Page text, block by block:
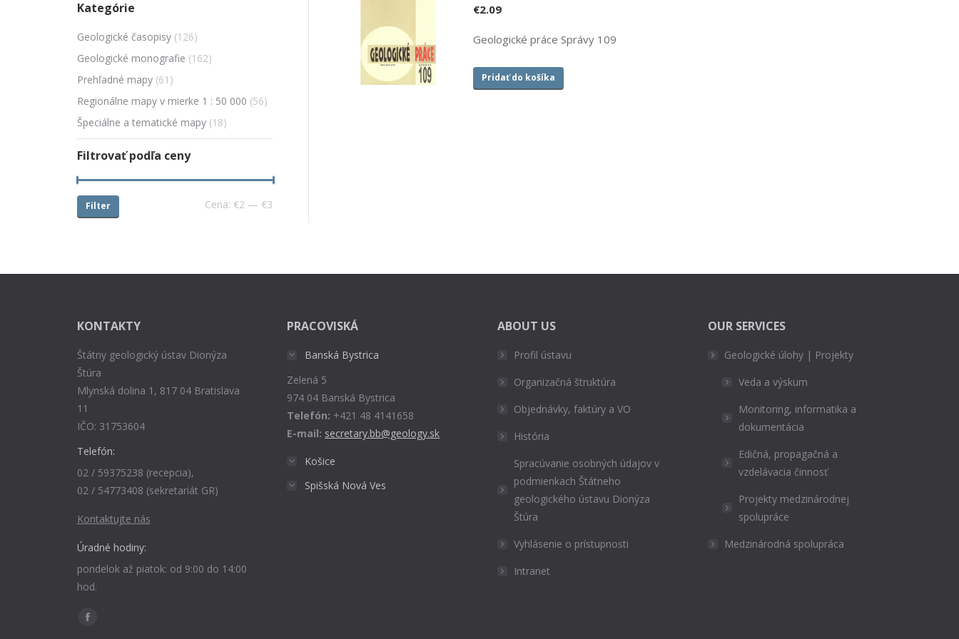
€2.09
Geologické práce Správy 109
Pridať do košíka
Kategórie
Geologické časopisy (126)
Geologické monografie (162)
Prehľadné mapy (61)
Regionálne mapy v mierke 1 : 50 000 (56)
Špeciálne a tematické mapy (18)
Filtrovať podľa ceny
Filter Cena: €2— €3
KONTAKTY
Štátny geologický ústav Dionýza
Štúra
Mlynská dolina 1, 817 04 Bratislava
11
IČO: 31753604
Telefón:
02 / 59375238 (recepcia),
02 / 54773408 (sekretariát GR)
Kontaktujte nás
Úradné hodiny:
pondelok až piatok: od 9:00 do 14:00
hod.
Find us on:
Facebook
PRACOVISKÁ
Banská Bystrica
Zelená 5
974 04 Banská Bystrica
Telefón: +421 48 4141658
E-mail: secretary.bb@geology.sk
Košice
Spišská Nová Ves
ABOUT US
Profil ústavu
Organizačná štruktúra
Objednávky, faktúry a VO
História
Spracúvanie osobných údajov v
podmienkach Štátneho
geologického ústavu Dionýza
Štúra
Vyhlásenie o prístupnosti
Intranet
OUR SERVICES
Geologické úlohy | Projekty
Veda a výskum
Monitoring, informatika a
dokumentácia
Edičná, propagačná a
vzdelávacia činnosť
Projekty medzinárodnej
spolupráce
Medzinárodná spolupráca